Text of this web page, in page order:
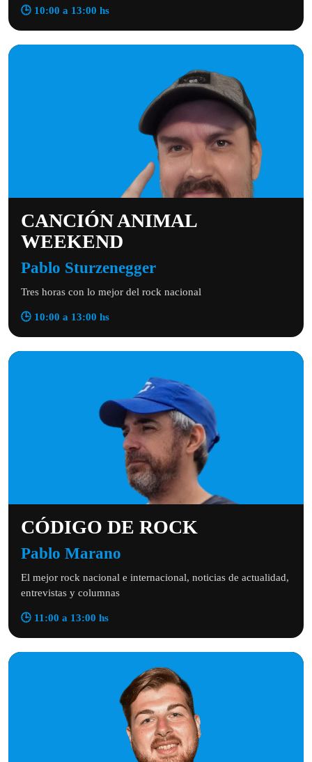
🕒 10:00 a 13:00 hs
CANCIÓN ANIMAL
WEEKEND
Pablo Sturzenegger
Tres horas con lo mejor del rock nacional
🕒 10:00 a 13:00 hs
CÓDIGO DE ROCK
Pablo Marano
El mejor rock nacional e internacional, noticias de actualidad,
entrevistas y columnas
🕒 11:00 a 13:00 hs